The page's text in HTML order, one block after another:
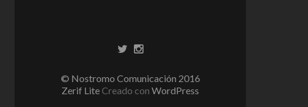
© Nostromo Comunicación 2016
Zerif Lite Creado con WordPress